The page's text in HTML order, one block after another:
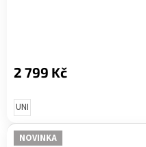
2 799 Kč
UNI
NOVINKA